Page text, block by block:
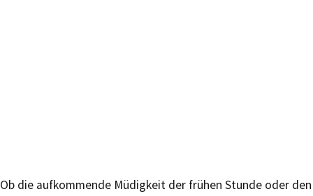
Ob die aufkommende Müdigkeit der frühen Stunde oder den